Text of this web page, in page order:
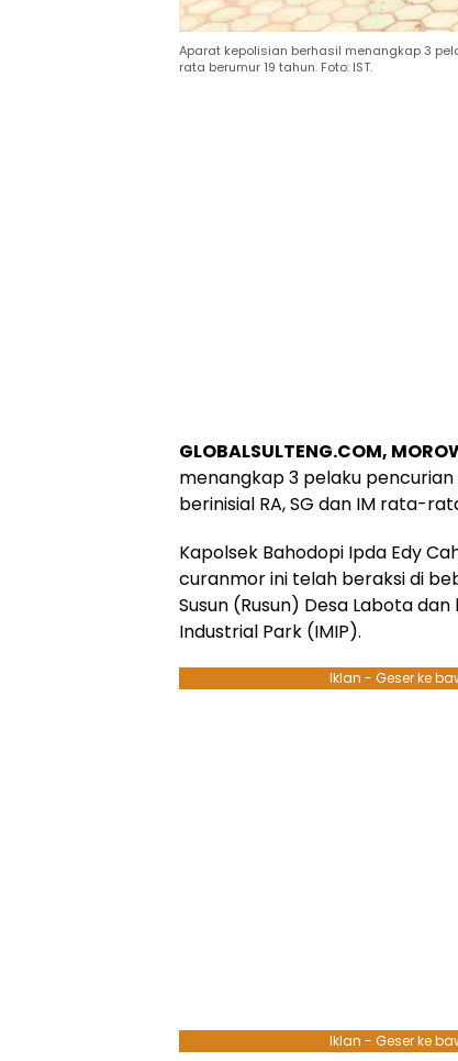
Aparat kepolisian berhasil menangkap 3
rata berumur 19 tahun. Foto: IST.
GLOBALSULTENG.COM,
menangkap 3 pelaku
berinisial RA, SG dan IM rata-
Kapolsek Bahodopi Ipda Edy
curanmor ini telah beraksi di
Susun (Rusun) Desa Labota
Industrial Park (IMIP).
Iklan - Geser ke
Iklan - Geser ke